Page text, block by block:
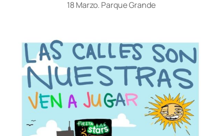
18 Marzo. Parque Grande